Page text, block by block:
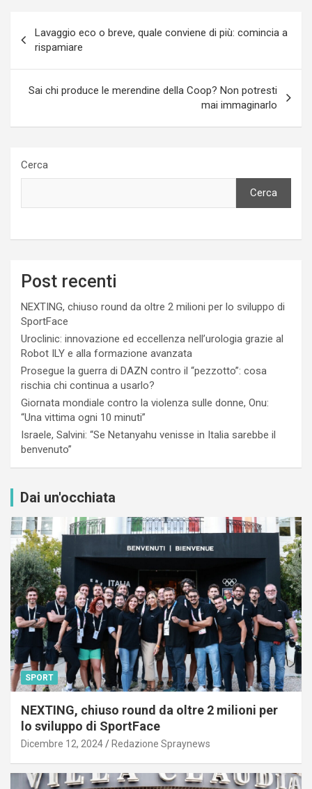
articoli
Lavaggio eco o breve, quale conviene di più: comincia a
rispamiare
Sai chi produce le merendine della Coop? Non potresti
mai immaginarlo
Cerca
Cerca
Post recenti
NEXTING, chiuso round da oltre 2 milioni per lo sviluppo di
SportFace
Uroclinic: innovazione ed eccellenza nell’urologia grazie al
Robot ILY e alla formazione avanzata
Prosegue la guerra di DAZN contro il “pezzotto”: cosa
rischia chi continua a usarlo?
Giornata mondiale contro la violenza sulle donne, Onu:
“Una vittima ogni 10 minuti”
Israele, Salvini: “Se Netanyahu venisse in Italia sarebbe il
benvenuto”
Dai un'occhiata
SPORT
NEXTING, chiuso round da oltre 2 milioni per
lo sviluppo di SportFace
Dicembre 12, 2024 Redazione Spraynews